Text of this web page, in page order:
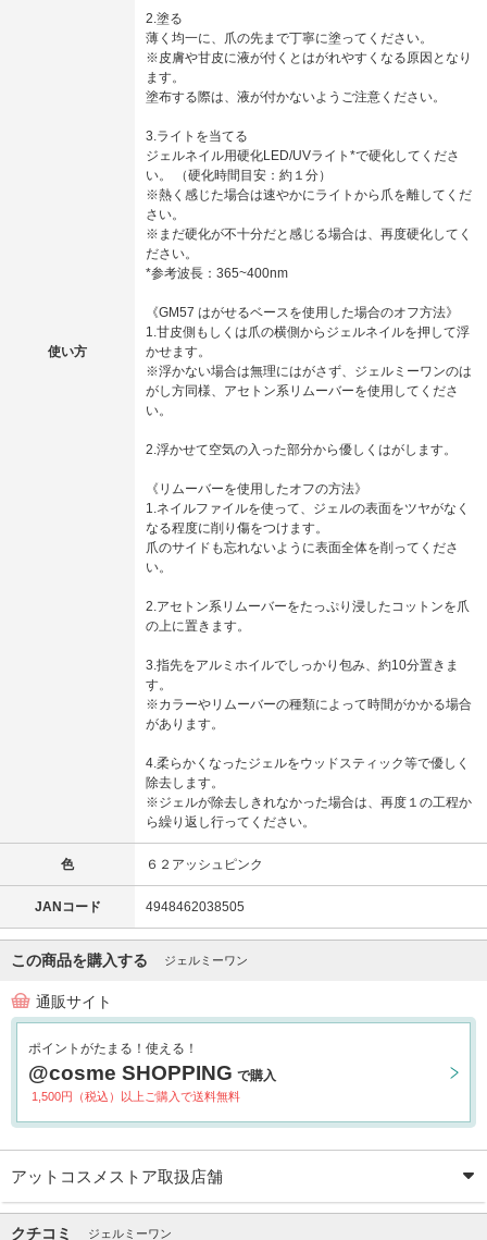
使い方
2.塗る
薄く均一に、爪の先まで丁寧に塗ってください。
※皮膚や甘皮に液が付くとはがれやすくなる原因となり
ます。
塗布する際は、液が付かないようご注意ください。
3.ライトを当てる
ジェルネイル用硬化LED/UVライト*で硬化してくださ
い。 （硬化時間目安：約１分）
※熱く感じた場合は速やかにライトから爪を離してくだ
さい。
※まだ硬化が不十分だと感じる場合は、再度硬化してく
ださい。
*参考波長：365~400nm
《GM57 はがせるベースを使用した場合のオフ方法》
1.甘皮側もしくは爪の横側からジェルネイルを押して浮
かせます。
※浮かない場合は無理にはがさず、ジェルミーワンのは
がし方同様、アセトン系リムーバーを使用してくださ
い。
2.浮かせて空気の入った部分から優しくはがします。
《リムーバーを使用したオフの方法》
1.ネイルファイルを使って、ジェルの表面をツヤがなく
なる程度に削り傷をつけます。
爪のサイドも忘れないように表面全体を削ってくださ
い。
2.アセトン系リムーバーをたっぷり浸したコットンを爪
の上に置きます。
3.指先をアルミホイルでしっかり包み、約10分置きま
す。
※カラーやリムーバーの種類によって時間がかかる場合
があります。
4.柔らかくなったジェルをウッドスティック等で優しく
除去します。
※ジェルが除去しきれなかった場合は、再度１の工程か
ら繰り返し行ってください。
色 ６２アッシュピンク
JANコード 4948462038505
この商品を購入する ジェルミーワン
通販サイト
ポイントがたまる！使える！
@cosme SHOPPING で購入
1,500円（税込）以上ご購入で送料無料
アットコスメストア取扱店舗
クチコミ ジェルミーワン